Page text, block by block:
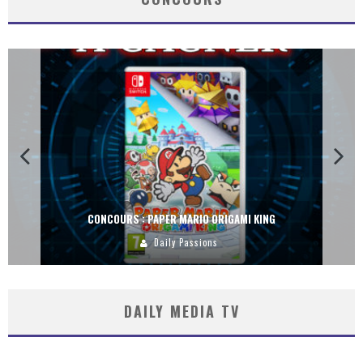
CONCOURS : PAPER MARIO ORIGAMI KING
Daily Passions
DAILY MEDIA TV